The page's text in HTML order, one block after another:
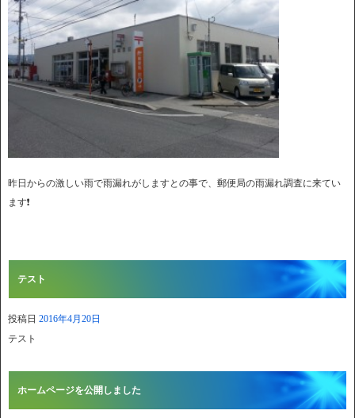
昨日からの激しい雨で雨漏れがしますとの事で、郵便局の雨漏れ調査に来てい
ます❗
テスト
投稿日 2016年4月20日
テスト
ホームページを公開しました